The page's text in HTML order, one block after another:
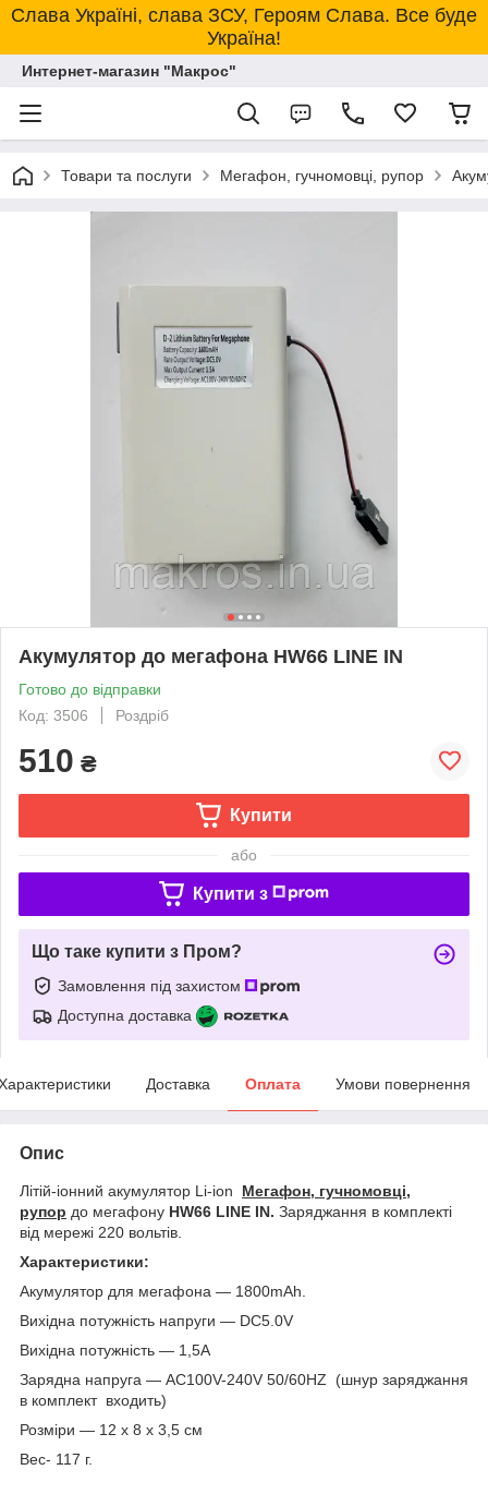
Слава Україні, слава ЗСУ, Героям Слава. Все буде
Україна!
Интернет-магазин "Макрос"
Товари та послуги Мегафон, гучномовці, рупор
Акумулятор до мегафона HW66 LINE IN
Готово до відправки
Код: 3506
Роздріб
510 ₴
Купити
або
Купити з
Що таке купити з Пром?
Замовлення під захистом
Доступна доставка
Доставка Оплата Умови повернення
Опис
Літій-іонний акумулятор Li-ion Мегафон, гучномовці,
рупор до мегафону HW66 LINE IN. Заряджання в комплекті
від мережі 220 вольтів.
Характеристики:
Акумулятор для мегафона — 1800mAh.
Вихідна потужність напруги — DC5.0V
Вихідна потужність — 1,5A
Зарядна напруга — AC100V-240V 50/60HZ (шнур заряджання
в комплект входить)
Розміри — 12 х 8 х 3,5 см
Вес- 117 г.